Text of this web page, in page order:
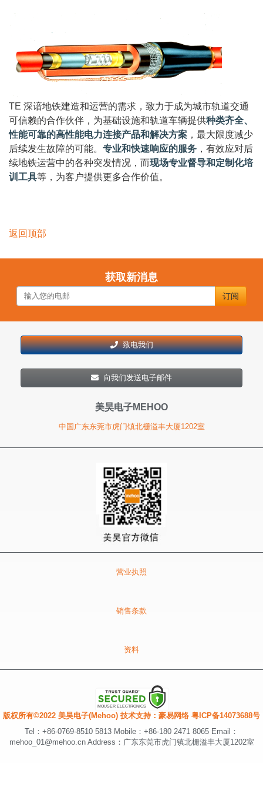
TE 深谙地铁建造和运营的需求，致力于成为城市轨道交通
可信赖的合作伙伴，为基础设施和轨道车辆提供种类齐全、
性能可靠的高性能电力连接产品和解决方案 ，最大限度减少
后续发生故障的可能。 专业和快速响应的服务 ，有效应对后
续地铁运营中的各种突发情况，而现场专业督导和定制化培
训工具等，为客户提供更多合作价值。
返回顶部
获取新消息
订阅
致电我们
向我们发送电子邮件
美昊电子MEHOO
中国广东东莞市虎门镇北栅溢丰大厦1202室
营业执照
销售条款
资料
版权所有©2022 美昊电子(Mehoo) 技术支持： 豪易网络 粤ICP备14073688号
Tel：+86-0769-8510 5813 Mobile：+86-180 2471 8065 Email：
mehoo_01@mehoo.cn Address：广东东莞市虎门镇北栅溢丰大厦1202室